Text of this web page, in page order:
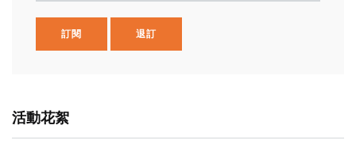
訂閱 退訂
活動花絮